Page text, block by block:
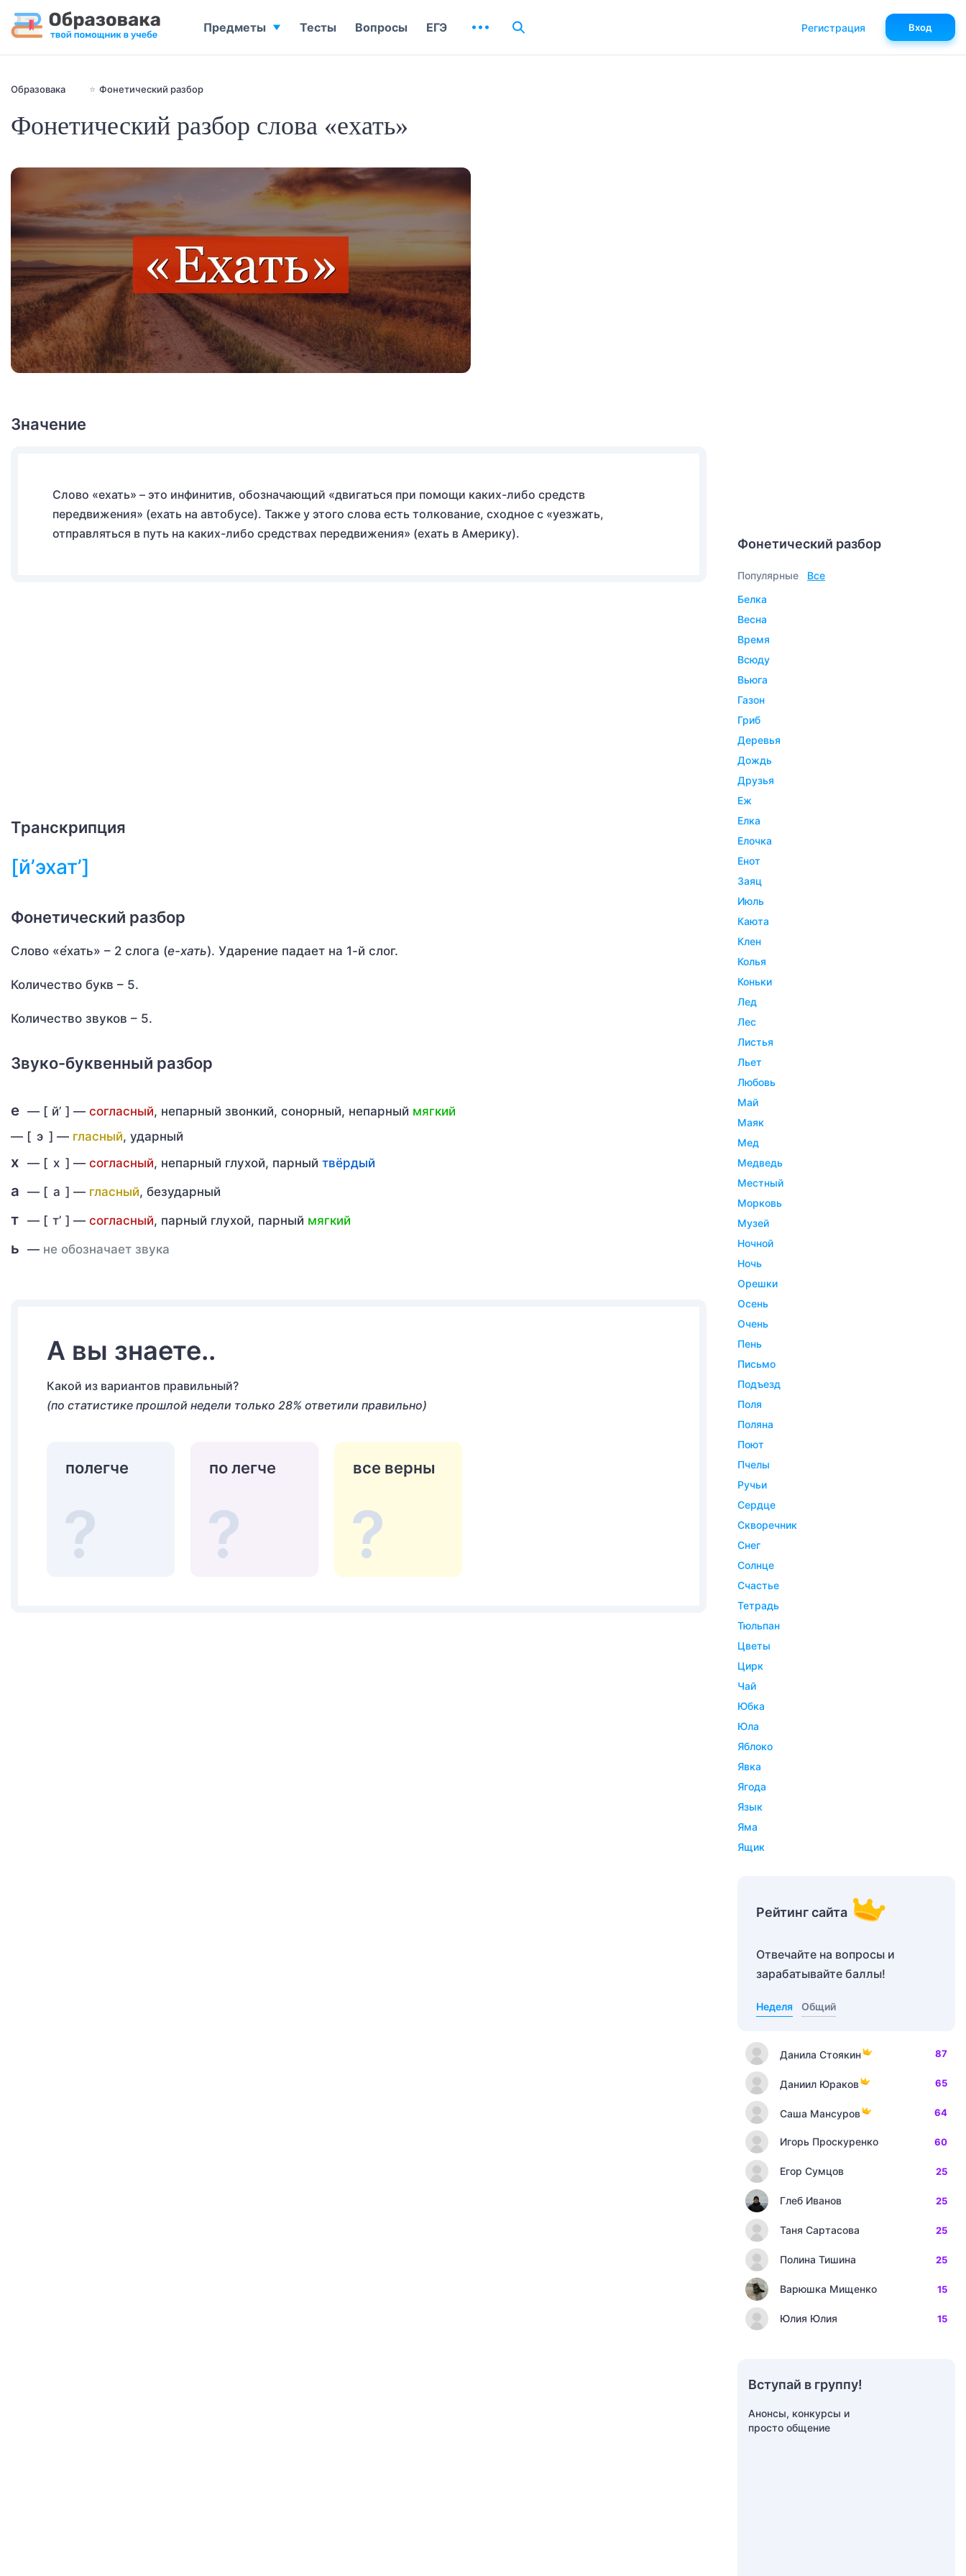
Образовака ⭐ Фонетический разбор
Фонетический разбор слова «ехать»
Значение
Слово «ехать» – это инфинитив, обозначающий «двигаться при помощи каких-либо средств
передвижения» (ехать на автобусе). Также у этого слова есть толкование, сходное с «уезжать,
отправляться в путь на каких-либо средствах передвижения» (ехать в Америку).
Транскрипция
[й’эхат’]
Фонетический разбор
Слово «е́хать» – 2 слога (е-хать). Ударение падает на 1-й слог.
Количество букв – 5.
Количество звуков – 5.
Звуко-буквенный разбор
е — [ й’ ] — согласный, непарный звонкий, сонорный, непарный мягкий
— [ э ] — гласный, ударный
х — [ х ] — согласный, непарный глухой, парный твёрдый
а — [ а ] — гласный, безударный
т — [ т’ ] — согласный, парный глухой, парный мягкий
ь — не обозначает звука
А вы знаете..
Какой из вариантов правильный?
(по статистике прошлой недели только 28% ответили правильно)
полегче по легче все верны
Фонетический разбор
Популярные
Все
белка
весна
время
всюду
вьюга
газон
гриб
деревья
дождь
друзья
еж
елка
елочка
енот
заяц
июль
каюта
клен
колья
коньки
лед
лес
листья
льет
любовь
май
маяк
мед
медведь
местный
морковь
музей
ночной
ночь
орешки
осень
очень
пень
письмо
подъезд
поля
поляна
поют
пчелы
ручьи
сердце
скворечник
снег
солнце
счастье
тетрадь
тюльпан
цветы
цирк
чай
юбка
юла
яблоко
явка
ягода
язык
яма
ящик
Рейтинг сайта
Отвечайте на вопросы и
зарабатывайте баллы!
Неделя Общий
Данила Стоякин 87
Даниил Юраков 65
Саша Мансуров 64
Игорь Проскуренко 60
Егор Сумцов 25
Глеб Иванов 25
Таня Сартасова 25
Полина Тишина 25
Варюшка Мищенко 15
Юлия Юлия 15
Вступай в группу!
Анонсы, конкурсы и
просто общение
Предметы Тесты Вопросы ЕГЭ Регистрация Вход